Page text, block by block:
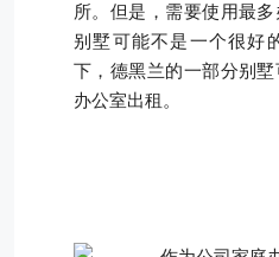
所。但是，需要使用最
别墅可能不是一个很好
下，德黑兰的一部分别
办公室出租。